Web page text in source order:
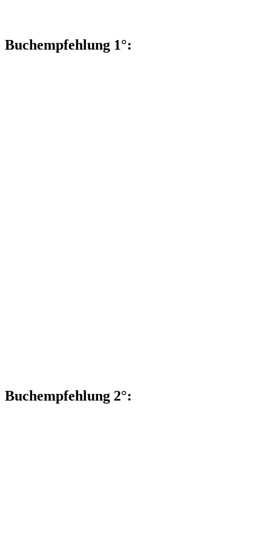
Buchempfehlung 1°:
Buchempfehlung 2°: